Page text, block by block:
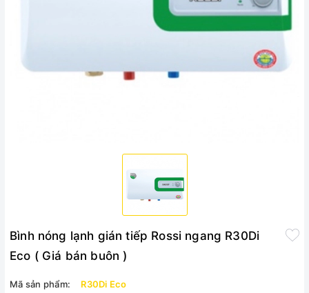
Bình nóng lạnh gián tiếp Rossi ngang R30Di
Eco ( Giá bán buôn )
Mã sản phẩm:
R30Di Eco